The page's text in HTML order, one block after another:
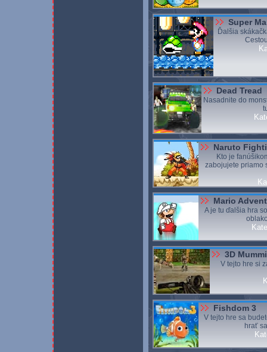
Super
Ďalšia
Dead Tread
Nasadnite do
Naruto
Kto je
zabojujete priamo
Mario
A je tu ďalšia hra
3D
V tejto hre si
Fishdom 3
V tejto hre sa
hrať